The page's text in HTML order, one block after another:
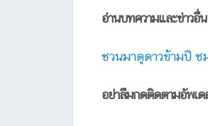
อ่านบทความและข่าวอื่
ชวนมาดูดาวข้ามปี ช
อย่าลืมกดติดตามอัพเ